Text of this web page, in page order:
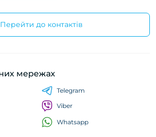
Перейти до контактів
мережах
Telegram
Viber
Whatsapp